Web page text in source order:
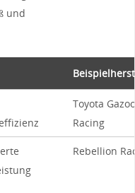
und
Toyota⁣ Gazoo‌
Racing
Rebellion